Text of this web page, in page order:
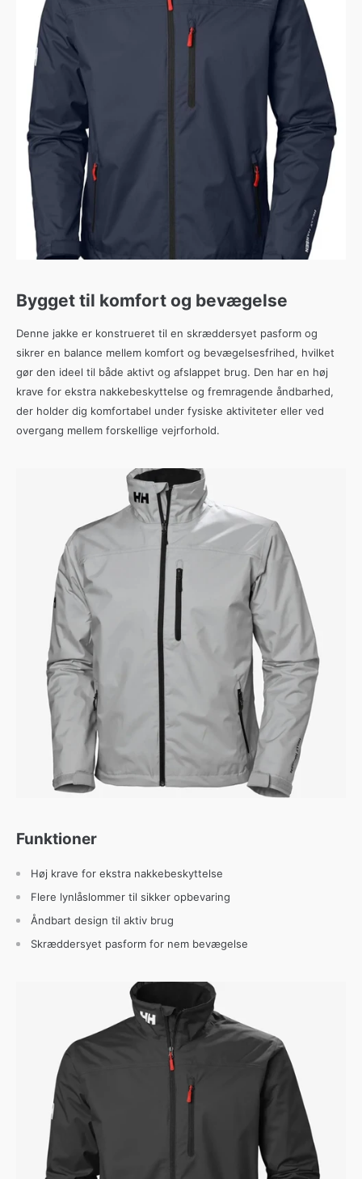
Bygget til komfort og bevægelse
Denne jakke er konstrueret til en skræddersyet pasform og
sikrer en balance mellem komfort og bevægelsesfrihed, hvilket
gør den ideel til både aktivt og afslappet brug. Den har en høj
krave for ekstra nakkebeskyttelse og fremragende åndbarhed,
der holder dig komfortabel under fysiske aktiviteter eller ved
overgang mellem forskellige vejrforhold.
Funktioner
Høj krave for ekstra nakkebeskyttelse
Flere lynlåslommer til sikker opbevaring
Åndbart design til aktiv brug
Skræddersyet pasform for nem bevægelse